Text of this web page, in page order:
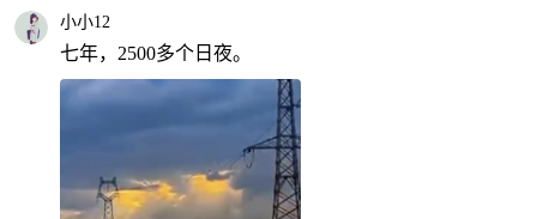
小小12
七年，2500多个日夜。